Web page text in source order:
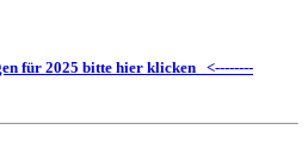
für 2025 bitte hier klicken <--------